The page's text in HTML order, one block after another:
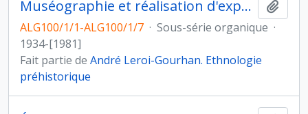
Muséographie et réalisation d'expositions
ALG100/1/1-ALG100/1/7 · Sous-série organique ·
1934-[1981]
Fait partie de André Leroi-Gourhan. Ethnologie
préhistorique